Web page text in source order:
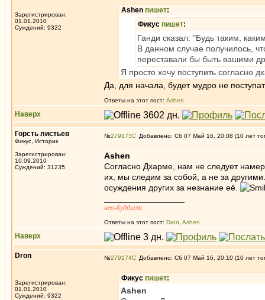
Зарегистрирован:
01.01.2010
Суждений: 9322
Ashen пишет:
Фикус пишет:
Ганди сказал: "Будь таким,
В данном случае получилось,
переставали бы быть вашими
Я просто хочу поступить согласно
Да, для начала, будет мудро не
Ответы на этот пост: Ashen
Наверх
Горсть листьев
Фикус, Историк
Зарегистрирован:
10.09.2010
Суждений: 31235
№279173 Добавлено: Сб 07 Май 16, 20:08 (10 лет
Ashen
Согласно Дхарме, нам не следует
их, мы следим за собой, а не за
осуждения других за незнание её.
нео-буддист
Ответы на этот пост: Dron Ashen
Наверх
Dron
Зарегистрирован:
01.01.2010
Суждений: 9322
№279174 Добавлено: Сб 07 Май 16, 20:10 (10 лет
Фикус пишет:
Ashen